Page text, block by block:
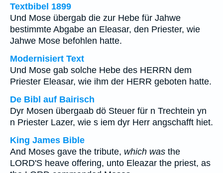
Textbibel 1899
Und Mose übergab die zur Hebe für Jahwe
bestimmte Abgabe an Eleasar, den Priester, wie
Jahwe Mose befohlen hatte.
Modernisiert Text
Und Mose gab solche Hebe des HERRN dem
Priester Eleasar, wie ihm der HERR geboten hatte.
De Bibl auf Bairisch
Dyr Mosen übergaab dö Steuer für n Trechtein yn
n Priester Lazer, wie s iem dyr Herr angschafft hiet.
King James Bible
And Moses gave the tribute, which was the
LORD'S heave offering, unto Eleazar the priest, as